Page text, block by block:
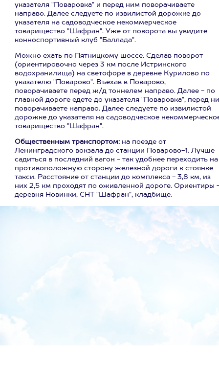
указателя "Поваровка" и перед ним поворачиваете
направо. Далее следуете по извилистой дорожке до
указателя на садоводческое некоммерческое
товарищество "Шафран". Уже от поворота вы увидите
конноспортивный клуб "Баллада".
Можно ехать по Пятницкому шоссе. Сделав поворот
(ориентировочно через 3 км после Истринского
водохранилища) на светофоре в деревне Курилово по
указателю "Поварово". Въехав в Поварово,
поворачиваете перед ж/д тоннелем направо. Далее - по
главной дороге едете до указателя "Поваровка", перед
поворачиваете направо. Далее следуете по извилистой
дорожке до указателя на садоводческое
товарищество "Шафран".
Общественным транспортом: на поезде от
Ленинградского вокзала до станции Поварово-1. Лучше
садиться в последний вагон - так удобнее переходить на
противоположную сторону железной дороги к стоянке
такси. Расстояние от станции до комплекса - 3,8 км, из
них 2,5 км проходят по оживленной дороге. Ориентиры
деревня Новинки, СНТ "Шафран", кладбище.